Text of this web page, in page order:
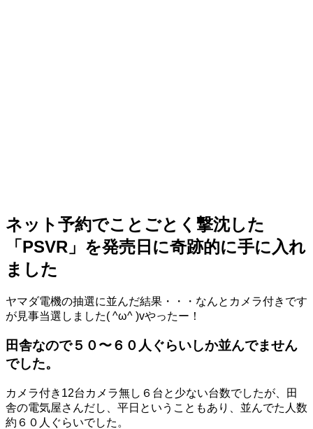
ネット予約でことごとく撃沈した
「PSVR」を発売日に奇跡的に手に入れ
ました
ヤマダ電機の抽選に並んだ結果・・・なんとカメラ付きです
が見事当選しました( ^ω^ )vやったー！
田舎なので５０〜６０人ぐらいしか並んでません
でした。
カメラ付き12台カメラ無し６台と少ない台数でしたが、田
舎の電気屋さんだし、平日ということもあり、並んでた人数
約６０人ぐらいでした。